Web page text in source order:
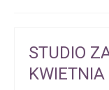
STUDIO
KWIETNIA